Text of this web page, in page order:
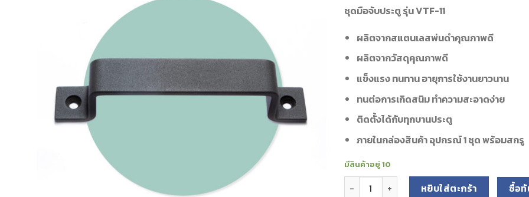
ชุดมือจับประตู รุ่น VTF-11
ผลิตจากสแตนเลสพ่นดำคุณภาพดี
ผลิตจากวัสดุคุณภาพดี
แข็งแรง ทนทาน อายุการใช้งานยาวนาน
ทนต่อการเกิดสนิม ทำความสะอาดง่าย
ติดตั้งได้กับทุกบานประตู
ภายในกล่องสินค้า อุปกรณ์ 1 ชุด พร้อมสกรู
มีสินค้าอยู่ 10
จำนวน มือจับประตู รุ่น VTF-11 ชิ้น
หยิบใส่ตะกร้า ซื้อ